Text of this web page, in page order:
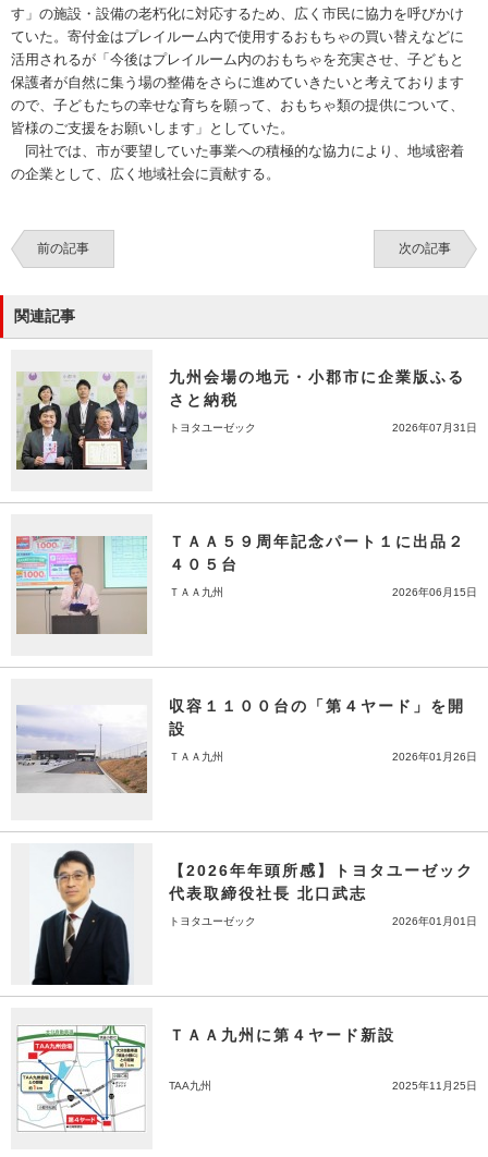
す」の施設・設備の老朽化に対応するため、広く市民に協力を呼びかけ
ていた。寄付金はプレイルーム内で使用するおもちゃの買い替えなどに
活用されるが「今後はプレイルーム内のおもちゃを充実させ、子どもと
保護者が自然に集う場の整備をさらに進めていきたいと考えております
ので、子どもたちの幸せな育ちを願って、おもちゃ類の提供について、
皆様のご支援をお願いします」としていた。
同社では、市が要望していた事業への積極的な協力により、地域密着
の企業として、広く地域社会に貢献する。
前の記事 次の記事
関連記事
九州会場の地元・小郡市に企業版ふる
さと納税
トヨタユーゼック 2026年07月31日
ＴＡＡ５９周年記念パート１に出品２
４０５台
ＴＡＡ九州 2026年06月15日
収容１１００台の「第４ヤード」を開
設
ＴＡＡ九州 2026年01月26日
【2026年年頭所感】トヨタユーゼック
代表取締役社長 北口武志
トヨタユーゼック 2026年01月01日
ＴＡＡ九州に第４ヤード新設
TAA九州 2025年11月25日